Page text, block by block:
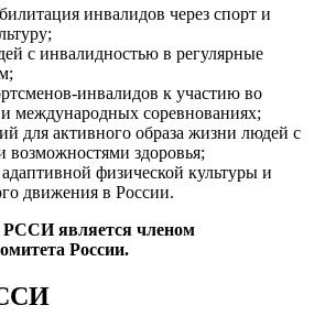
инвалидов через спорт и
с инвалидностью в регулярные
к участию во
международных соревнованиях;
для активного образа жизни людей с
возможностями здоровья;
физической культуры и
движения в России.
РССИ является членом
России.